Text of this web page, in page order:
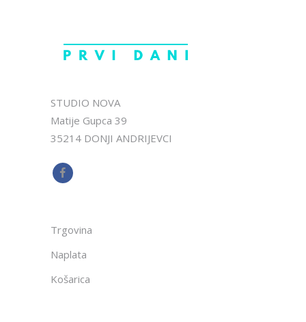
STUDIO NOVA
Matije Gupca 39
35214 DONJI ANDRIJEVCI
Trgovina
Naplata
Košarica